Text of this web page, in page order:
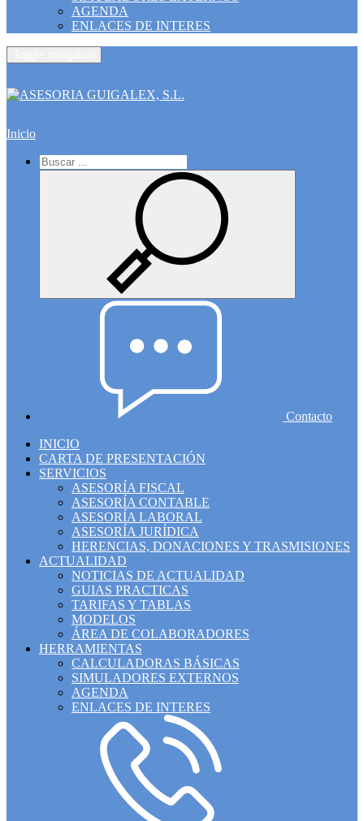
AGENDA
ENLACES DE INTERES
Inicio
Contacto
INICIO
CARTA DE PRESENTACIÓN
SERVICIOS
ASESORÍA FISCAL
ASESORÍA CONTABLE
ASESORÍA LABORAL
ASESORÍA JURÍDICA
HERENCIAS, DONACIONES Y TRASMISIONES
ACTUALIDAD
NOTICIAS DE ACTUALIDAD
GUIAS PRACTICAS
TARIFAS Y TABLAS
MODELOS
ÁREA DE COLABORADORES
HERRAMIENTAS
CALCULADORAS BÁSICAS
SIMULADORES EXTERNOS
AGENDA
ENLACES DE INTERES